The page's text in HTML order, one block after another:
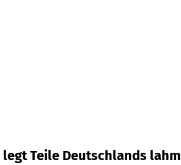
legt Teile Deutschlands lahm